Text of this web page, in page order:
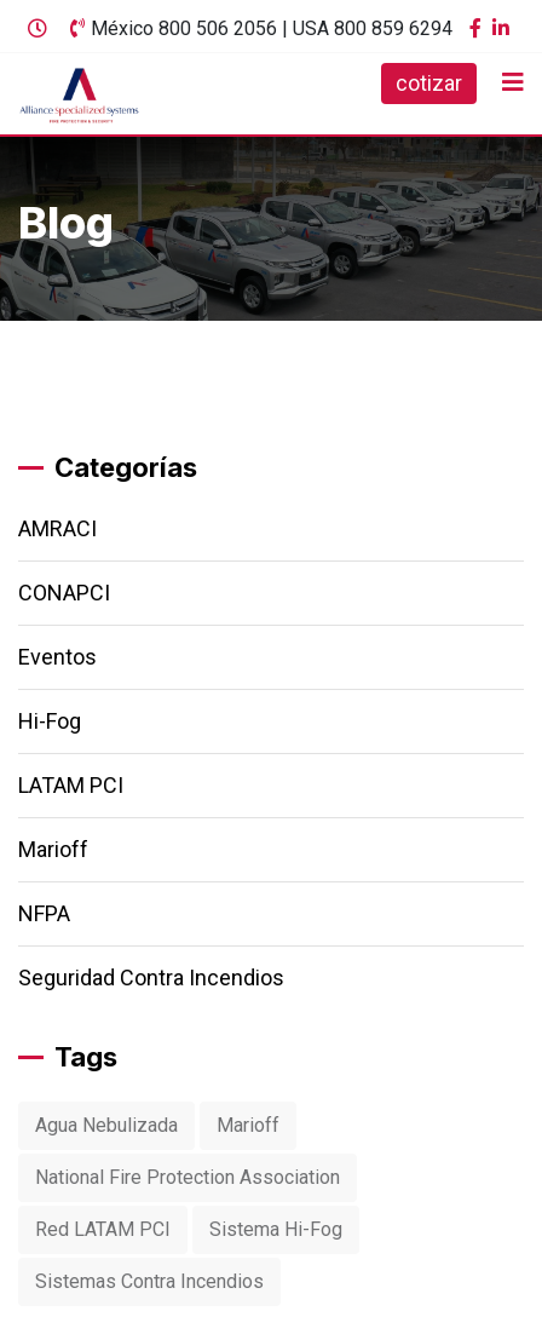
Skip
content
México 800 506 2056 | USA 800 859 6294
cotizar
Blog
Categorías
AMRACI
CONAPCI
Eventos
Hi-Fog
LATAM PCI
Marioff
NFPA
Seguridad Contra Incendios
Tags
Agua Nebulizada Marioff
National Fire Protection Association
Red LATAM PCI Sistema Hi-Fog
Sistemas Contra Incendios